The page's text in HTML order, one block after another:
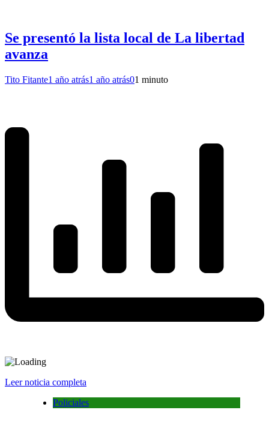
Se presentó la lista local de La libertad
avanza
Tito Fitante1 año atrás1 año atrás01 minuto
Leer noticia completa
Policiales